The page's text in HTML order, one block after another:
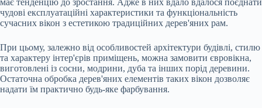
має тенденцію до зростання. Адже в них вдало вдалося поєднати
чудові експлуатаційні характеристики та функціональність
сучасних вікон з естетикою традиційних дерев'яних рам.
При цьому, залежно від особливостей архітектури будівлі, стилю
та характеру інтер'єрів приміщень, можна замовити євровікна,
виготовлені із сосни, модрини, дуба та інших порід деревини.
Остаточна обробка дерев'яних елементів таких вікон дозволяє
надати їм практично будь-яке фарбування.